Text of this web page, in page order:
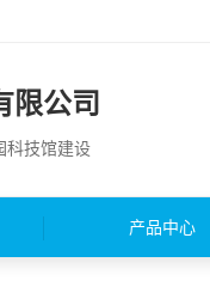
限公司
科技馆建设
产品中心